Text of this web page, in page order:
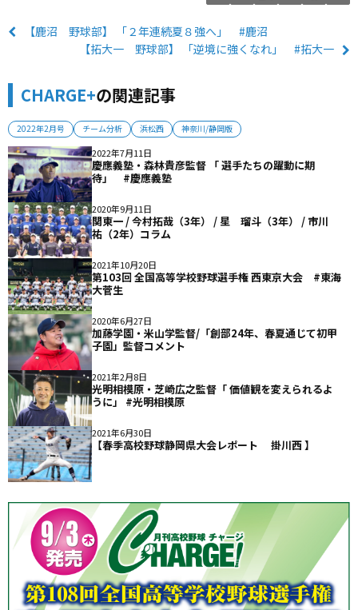
【鹿沼 野球部】 「２年連続夏８強へ」 #鹿沼
【拓大一 野球部】 「逆境に強くなれ」 #拓大一
CHARGE+の関連記事
2022年2月号 チーム分析 浜松西 神奈川/静岡版
2022年7月11日
慶應義塾・森林貴彦監督 「 選手たちの躍動に期
待」 #慶應義塾
2020年9月11日
関東一 / 今村拓哉（3年） / 星 瑠斗（3年） / 市川
祐（2年）コラム
2021年10月20日
第103回 全国高等学校野球選手権 西東京大会 #東海
大菅生
2020年6月27日
加藤学園・米山学監督/「創部24年、春夏通じて初甲
子園」監督コメント
2021年2月8日
光明相模原・芝崎広之監督「 価値観を変えられるよ
うに」 #光明相模原
2021年6月30日
【春季高校野球静岡県大会レポート 掛川西 】